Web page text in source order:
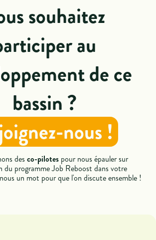
souhaitez
au
de ce
bassin ?
nous !
desco-pilotespour nous épauler sur
du programme Job Reboost dans votre
un mot pour que l'on discute ensemble !